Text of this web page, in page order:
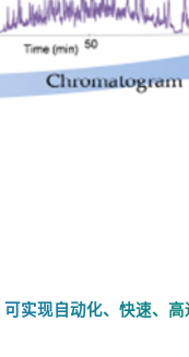
可实现自动化、快速、